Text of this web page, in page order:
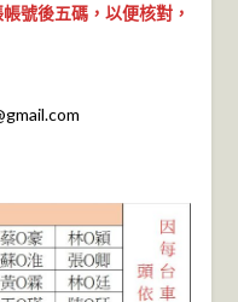
號後五碼，以便核對，